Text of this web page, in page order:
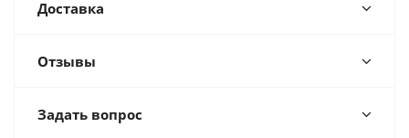
Доставка
Отзывы
Задать вопрос